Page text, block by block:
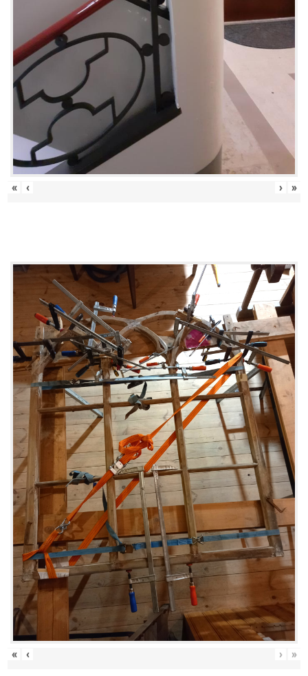
« ‹ › »
« ‹ › »